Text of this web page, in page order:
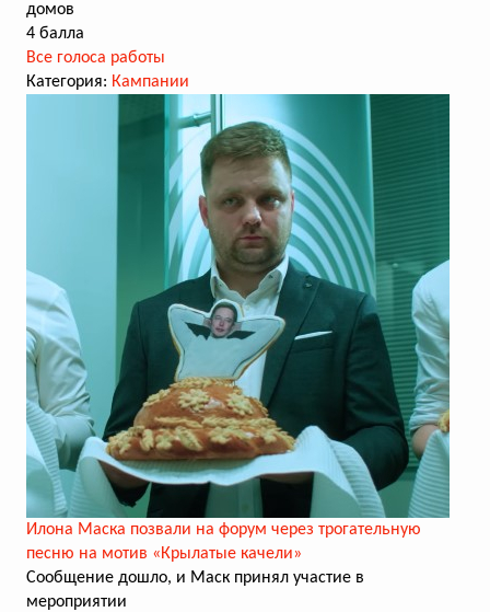
домов
4 балла
Все голоса работы
Категория: Кампании
Илона Маска позвали на форум через трогательную
песню на мотив «Крылатые качели»
Сообщение дошло, и Маск принял участие в
мероприятии